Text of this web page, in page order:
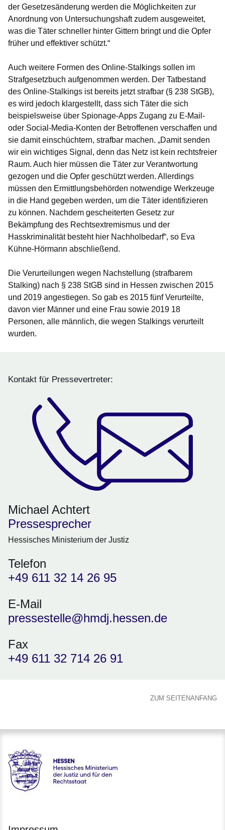
der Gesetzesänderung werden die Möglichkeiten zur
Anordnung von Untersuchungshaft zudem ausgeweitet,
was die Täter schneller hinter Gittern bringt und die Opfer
früher und effektiver schützt.“
Auch weitere Formen des Online-Stalkings sollen im
Strafgesetzbuch aufgenommen werden. Der Tatbestand
des Online-Stalkings ist bereits jetzt strafbar (§ 238 StGB),
es wird jedoch klargestellt, dass sich Täter die sich
beispielsweise über Spionage-Apps Zugang zu E-Mail-
oder Social-Media-Konten der Betroffenen verschaffen und
sie damit einschüchtern, strafbar machen. „Damit senden
wir ein wichtiges Signal, denn das Netz ist kein rechtsfreier
Raum. Auch hier müssen die Täter zur Verantwortung
gezogen und die Opfer geschützt werden. Allerdings
müssen den Ermittlungsbehörden notwendige Werkzeuge
in die Hand gegeben werden, um die Täter identifizieren
zu können. Nachdem gescheiterten Gesetz zur
Bekämpfung des Rechtsextremismus und der
Hasskriminalität besteht hier Nachholbedarf“, so Eva
Kühne-Hörmann abschließend.
Die Verurteilungen wegen Nachstellung (strafbarem
Stalking) nach § 238 StGB sind in Hessen zwischen 2015
und 2019 angestiegen. So gab es 2015 fünf Verurteilte,
davon vier Männer und eine Frau sowie 2019 18
Personen, alle männlich, die wegen Stalkings verurteilt
wurden.
Kontakt für Pressevertreter:
Michael Achtert
Pressesprecher
Hessisches Ministerium der Justiz
Telefon
+49 611 32 14 26 95
E-Mail
pressestelle@hmdj.hessen.de
Fax
+49 611 32 714 26 91
ZUM SEITENANFANG
Hessen - Hessisches Ministerium der Justiz und für den